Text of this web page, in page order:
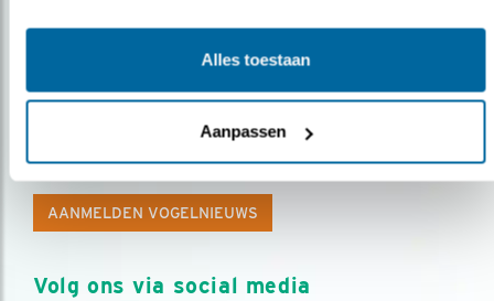
Alles toestaan
Aanpassen
Op de hoogte blijven?
Meld je aan en ontvang nieuws, inspiratie, acties en tips
AANMELDEN VOGELNIEUWS
Volg ons via social media